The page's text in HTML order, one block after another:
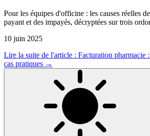
Pour les équipes d'officine : les causes réelles
payant et des impayés, décryptées sur trois
10 juin 2025
Lire la suite de l'article : Facturation pharmacie
cas pratiques →